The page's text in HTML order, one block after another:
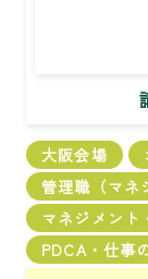
大阪会場
管理職（マネ
マネジメント
PDCA・仕事